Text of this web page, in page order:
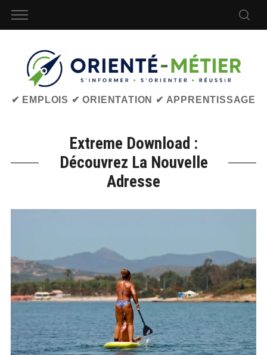
✔ EMPLOIS ✔ ORIENTATION ✔ APPRENTISSAGE
Extreme Download :
Découvrez La Nouvelle
Adresse